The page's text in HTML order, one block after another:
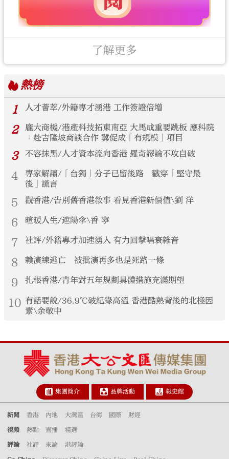
了解更多
熱榜
1
人才薈萃/外籍專才湧港 工作簽證倍增
2
龐大商機/港產科技拓東南亞 大馬成重要跳板 應科院
︰赴吉隆坡商談合作 冀促成「有規模」項目
3 不容抹黑/人才資本流向香港 羅奇謬論不攻自破
4
專家解讀/「台獨」分子已留後路 戳穿「堅守最
後」謊言
5 觀香港/告別舊香港敘事 看見香港新價值\劉 洋
6 暄暖人生/遮陽傘\香 寧
7 社評/外籍專才加速湧入 有力回擊唱衰雜音
8 賴演練逃亡 被批演再多也是死路一條
9 扎根香港/青年對五年規劃具體措施充滿期望
10 有話要說/36.9℃破紀錄高溫 香港酷熱背後的北極因
素\余敬中
集團簡介 品牌活動 報史館
新聞 香港 內地 大灣區 台海 國際 財經
視頻 熱點 直播 精選
評論 社評 來論 港評論